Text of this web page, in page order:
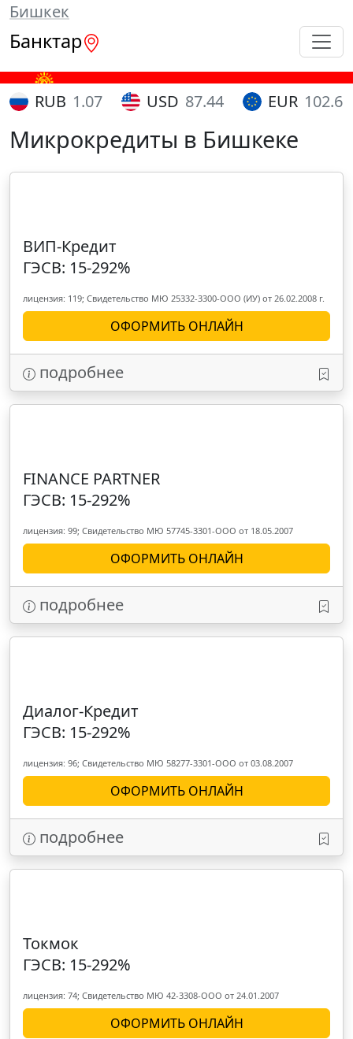
Бишкек
Банктар
RUB 1.07 USD 87.44 EUR 102.65
Микрокредиты в Бишкеке
ВИП-Кредит
ГЭСВ: 15-292%
лицензия: 119; Свидетельство МЮ 25332-3300-ООО (ИУ) от 26.02.2008 г.
ОФОРМИТЬ ОНЛАЙН
подробнее
FINANCE PARTNER
ГЭСВ: 15-292%
лицензия: 99; Свидетельство МЮ 57745-3301-OOO от 18.05.2007
ОФОРМИТЬ ОНЛАЙН
подробнее
Диалог-Кредит
ГЭСВ: 15-292%
лицензия: 96; Свидетельство МЮ 58277-3301-OOO от 03.08.2007
ОФОРМИТЬ ОНЛАЙН
подробнее
Токмок
ГЭСВ: 15-292%
лицензия: 74; Свидетельство МЮ 42-3308-ООО от 24.01.2007
ОФОРМИТЬ ОНЛАЙН